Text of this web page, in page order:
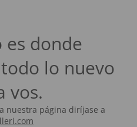
es donde
lo nuevo
vos.
nuestra página diríjase a